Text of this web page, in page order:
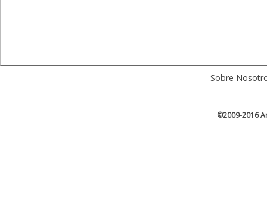
Sobre
©2009-2016